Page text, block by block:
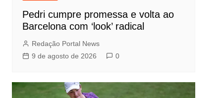
Pedri cumpre promessa e volta ao
Barcelona com ‘look’ radical
Redação Portal News
9 de agosto de 2026
0